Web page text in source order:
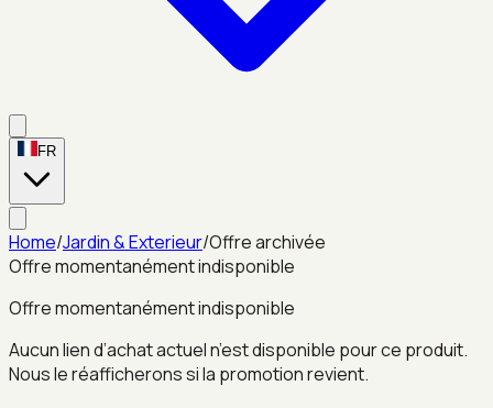
FR
Home/Jardin & Exterieur/Offre archivée
Offre momentanément indisponible
Offre momentanément indisponible
Aucun lien d’achat actuel n’est disponible pour ce produit.
Nous le réafficherons si la promotion revient.